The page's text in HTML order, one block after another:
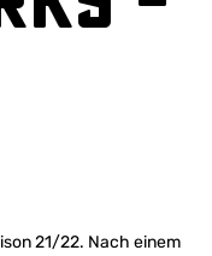
21/22. Nach einem